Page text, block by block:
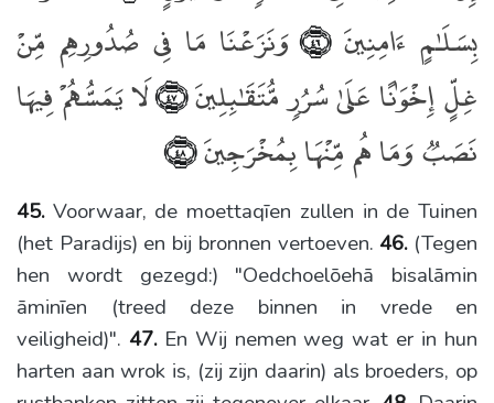
45. Voorwaar, de moettaqīen zullen in de Tuinen
(het Paradijs) en bij bronnen vertoeven. 46. (Tegen
hen wordt gezegd:) "Oedchoelōehā bisalāmin
āminīen (treed deze binnen in vrede en
veiligheid)". 47. En Wij nemen weg wat er in hun
harten aan wrok is, (zij zijn daarin) als broeders, op
بِسَلَـٰمٍ ءَامِنِينَ﴿٤٦﴾
وَنَزَعْنَا مَا فِى صُدُورِهِم مِّنْ
غِلٍّ إِخْوَٰنًا عَلَىٰ سُرُرٍۢ مُّتَقَـٰبِلِينَ﴿٤٧﴾
لَا يَمَسُّهُمْ فِيهَا
نَصَبٌۭ وَمَا هُم مِّنْهَا بِمُخْرَجِينَ﴿٤٨﴾